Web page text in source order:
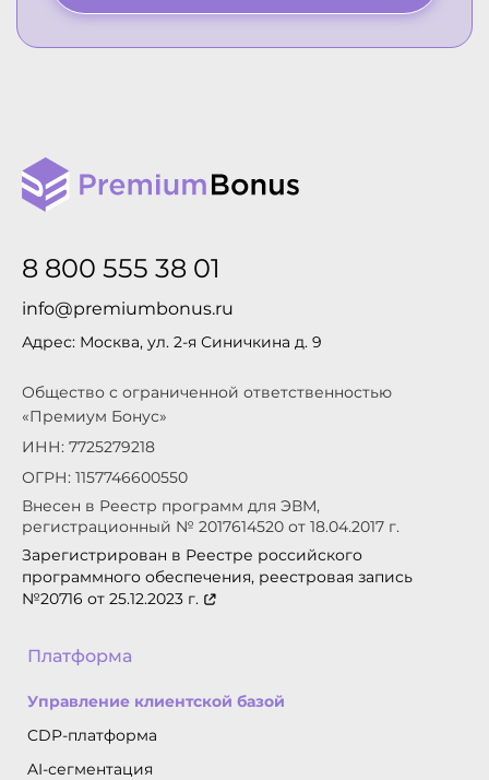
8 800 555 38 01
info@premiumbonus.ru
Адрес: Москва, ул. 2-я Синичкина д. 9
Общество с ограниченной ответственностью
«Премиум Бонус»
ИНН: 7725279218
ОГРН: 1157746600550
Внесен в Реестр программ для ЭВМ,
регистрационный № 2017614520 от 18.04.2017 г.
Зарегистрирован в Реестре российского
программного обеспечения, реестровая запись
№20716 от 25.12.2023 г.
Платформа
Управление клиентской базой
CDP-платформа
AI-сегментация